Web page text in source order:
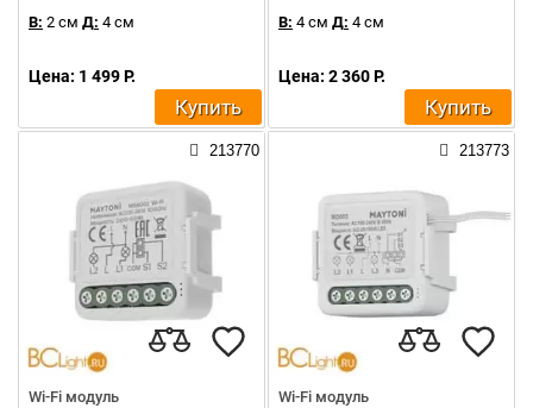
В: 2 см Д: 4 см
Цена: 1 499 Р.
Купить
В: 4 см Д: 4 см
Цена: 2 360 Р.
Купить
213770
Wi-Fi модуль
213773
Wi-Fi модуль